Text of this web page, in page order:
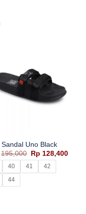
Sandal Uno Black
195,000
Harga
aslinya
adalah:
Rp195,000.
Rp 128,400
40 41
42
44